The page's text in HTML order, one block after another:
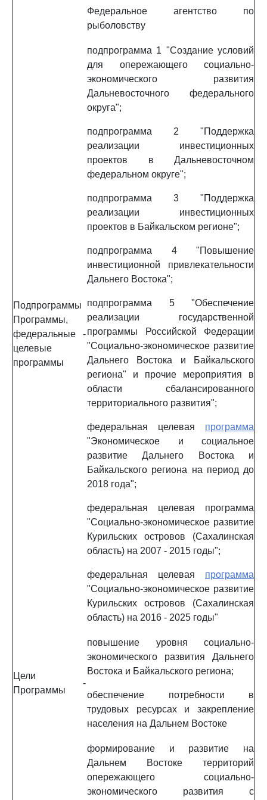
Федеральное агентство по
рыболовству
Подпрограммы
Программы,
федеральные
целевые
программы
-
подпрограмма 1 "Создание условий
для опережающего социально-
экономического развития
Дальневосточного федерального
округа";
подпрограмма 2 "Поддержка
реализации инвестиционных
проектов в Дальневосточном
федеральном округе";
подпрограмма 3 "Поддержка
реализации инвестиционных
проектов в Байкальском регионе";
подпрограмма 4 "Повышение
инвестиционной привлекательности
Дальнего Востока";
подпрограмма 5 "Обеспечение
реализации государственной
программы Российской Федерации
"Социально-экономическое развитие
Дальнего Востока и Байкальского
региона" и прочие мероприятия в
области сбалансированного
территориального развития";
федеральная целевая программа
"Экономическое и социальное
развитие Дальнего Востока и
Байкальского региона на период до
2018 года";
федеральная целевая программа
"Социально-экономическое развитие
Курильских островов (Сахалинская
область) на 2007 - 2015 годы";
федеральная целевая программа
"Социально-экономическое развитие
Курильских островов (Сахалинская
область) на 2016 - 2025 годы"
Цели
Программы
-
повышение уровня социально-
экономического развития Дальнего
Востока и Байкальского региона;
обеспечение потребности в
трудовых ресурсах и закрепление
населения на Дальнем Востоке
формирование и развитие на
Дальнем Востоке территорий
опережающего социально-
экономического развития с